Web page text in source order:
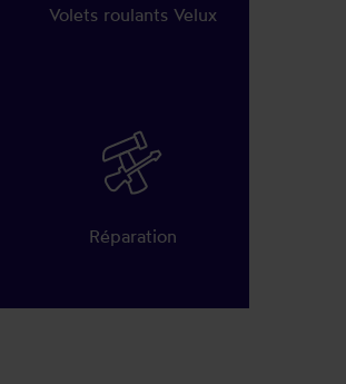
Volets roulants Velux
Réparation